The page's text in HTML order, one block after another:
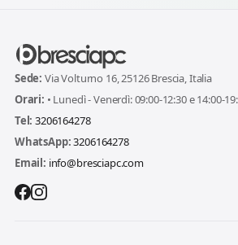
Sede: Via Volturno 16, 25126 Brescia, Italia
Orari: • Lunedì - Venerdì: 09:00-12:30 e 14:00-
Tel: 3206164278
WhatsApp:3206164278
Email: info@bresciapc.com